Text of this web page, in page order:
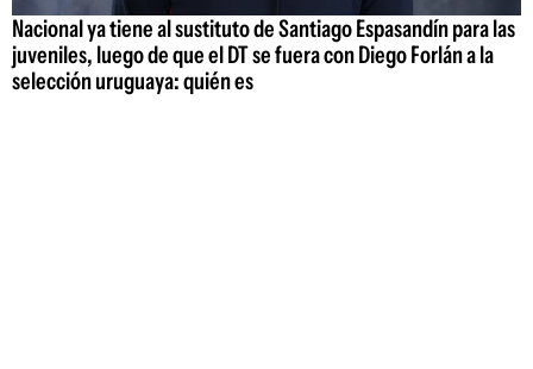
Nacional ya tiene al sustituto de Santiago Espasandín para las
juveniles, luego de que el DT se fuera con Diego Forlán a la
selección uruguaya: quién es